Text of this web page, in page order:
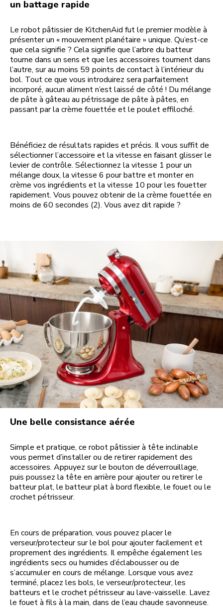
un battage rapide
Le robot pâtissier de KitchenAid fut le premier modèle à
présenter un « mouvement planétaire » unique. Qu’est-ce
que cela signifie ? Cela signifie que l’arbre du batteur
tourne dans un sens et que les accessoires tournent dans
l’autre, sur au moins 59 points de contact à l’intérieur du
bol. Tout ce que vous introduirez sera parfaitement
incorporé, aucun aliment n’est laissé de côté ! Du mélange
de pâte à gâteau au pétrissage de pâte à pâtes, en
passant par la crème fouettée et le poulet effiloché.
Bénéficiez de résultats rapides et précis. Il vous suffit de
sélectionner l’accessoire et la vitesse en faisant glisser le
levier de contrôle. Sélectionnez la vitesse 1 pour un
mélange doux, la vitesse 6 pour battre et monter en
crème vos ingrédients et la vitesse 10 pour les fouetter
rapidement. Vous pouvez obtenir de la crème fouettée en
moins de 60 secondes (2). Vous avez dit rapide ?
Une belle consistance aérée
Simple et pratique, ce robot pâtissier à tête inclinable
vous permet d’installer ou de retirer rapidement des
accessoires. Appuyez sur le bouton de déverrouillage,
puis poussez la tête en arrière pour ajouter ou retirer le
batteur plat, le batteur plat à bord flexible, le fouet ou le
crochet pétrisseur.
En cours de préparation, vous pouvez placer le
verseur/protecteur sur le bol pour ajouter facilement et
proprement des ingrédients. Il empêche également les
ingrédients secs ou humides d’éclabousser ou de
s’accumuler en cours de mélange. Lorsque vous avez
terminé, placez les bols, le verseur/protecteur, les
batteurs et le crochet pétrisseur au lave-vaisselle. Lavez
le fouet à fils à la main, dans de l’eau chaude savonneuse.